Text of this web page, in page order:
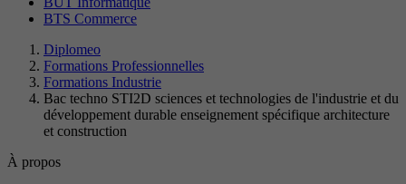
BTS Commerce
Diplomeo
Formations Professionnelles
Formations Industrie
Bac techno STI2D sciences et technologies de l'industrie et du
développement durable enseignement spécifique architecture
et construction
À propos